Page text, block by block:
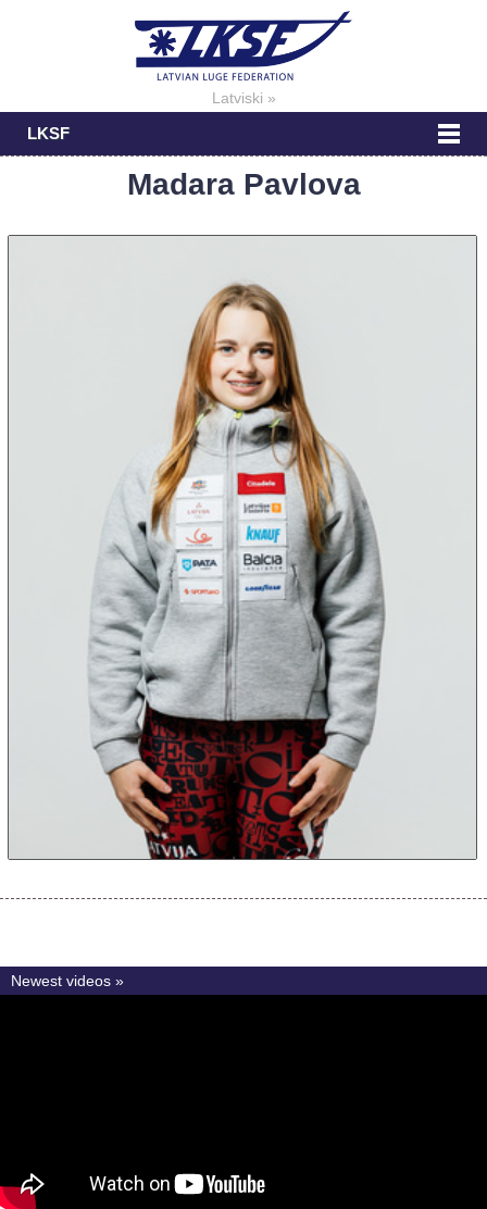
Latviski »
LKSF
Madara Pavlova
Newest videos »